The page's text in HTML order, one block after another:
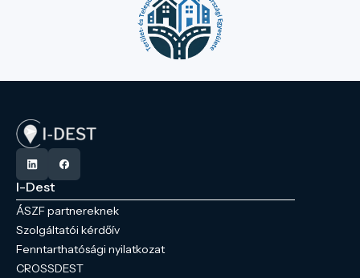
I-Dest
ÁSZF partnereknek
Szolgáltatói kérdőív
Fenntarthatósági nyilatkozat
CROSSDEST